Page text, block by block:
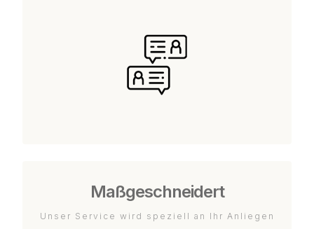
Maßgeschneidert
Unser Service wird speziell an Ihr Anliegen